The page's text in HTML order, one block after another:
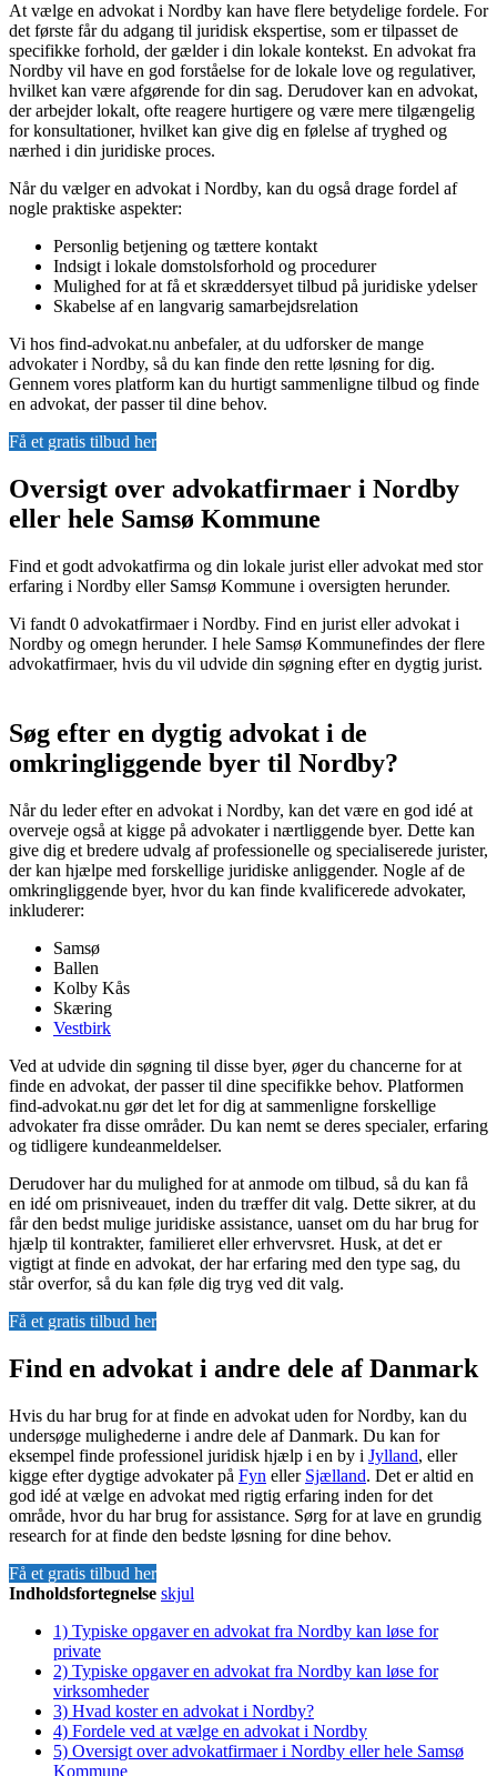
At vælge en advokat i Nordby kan have flere betydelige fordele. For
det første får du adgang til juridisk ekspertise, som er tilpasset de
specifikke forhold, der gælder i din lokale kontekst. En advokat fra
Nordby vil have en god forståelse for de lokale love og regulativer,
hvilket kan være afgørende for din sag. Derudover kan en advokat,
der arbejder lokalt, ofte reagere hurtigere og være mere tilgængelig
for konsultationer, hvilket kan give dig en følelse af tryghed og
nærhed i din juridiske proces.
Når du vælger en advokat i Nordby, kan du også drage fordel af
nogle praktiske aspekter:
Personlig betjening og tættere kontakt
Indsigt i lokale domstolsforhold og procedurer
Mulighed for at få et skræddersyet tilbud på juridiske ydelser
Skabelse af en langvarig samarbejdsrelation
Vi hos find-advokat.nu anbefaler, at du udforsker de mange
advokater i Nordby, så du kan finde den rette løsning for dig.
Gennem vores platform kan du hurtigt sammenligne tilbud og finde
en advokat, der passer til dine behov.
Få et gratis tilbud her
Oversigt over advokatfirmaer i Nordby
eller hele Samsø Kommune
Find et godt advokatfirma og din lokale jurist eller advokat med stor
erfaring i Nordby eller Samsø Kommune i oversigten herunder.
Vi fandt 0 advokatfirmaer i Nordby. Find en jurist eller advokat i
Nordby og omegn herunder. I hele Samsø Kommunefindes der flere
advokatfirmaer, hvis du vil udvide din søgning efter en dygtig jurist.
Søg efter en dygtig advokat i de
omkringliggende byer til Nordby?
Når du leder efter en advokat i Nordby, kan det være en god idé at
overveje også at kigge på advokater i nærtliggende byer. Dette kan
give dig et bredere udvalg af professionelle og specialiserede jurister,
der kan hjælpe med forskellige juridiske anliggender. Nogle af de
omkringliggende byer, hvor du kan finde kvalificerede advokater,
inkluderer:
Samsø
Ballen
Kolby Kås
Skæring
Vestbirk
Ved at udvide din søgning til disse byer, øger du chancerne for at
finde en advokat, der passer til dine specifikke behov. Platformen
find-advokat.nu gør det let for dig at sammenligne forskellige
advokater fra disse områder. Du kan nemt se deres specialer, erfaring
og tidligere kundeanmeldelser.
Derudover har du mulighed for at anmode om tilbud, så du kan få
en idé om prisniveauet, inden du træffer dit valg. Dette sikrer, at du
får den bedst mulige juridiske assistance, uanset om du har brug for
hjælp til kontrakter, familieret eller erhvervsret. Husk, at det er
vigtigt at finde en advokat, der har erfaring med den type sag, du
står overfor, så du kan føle dig tryg ved dit valg.
Få et gratis tilbud her
Find en advokat i andre dele af Danmark
Hvis du har brug for at finde en advokat uden for Nordby, kan du
undersøge mulighederne i andre dele af Danmark. Du kan for
eksempel finde professionel juridisk hjælp i en by i Jylland, eller
kigge efter dygtige advokater på Fyn eller Sjælland. Det er altid en
god idé at vælge en advokat med rigtig erfaring inden for det
område, hvor du har brug for assistance. Sørg for at lave en grundig
research for at finde den bedste løsning for dine behov.
Få et gratis tilbud her
Indholdsfortegnelse skjul
1) Typiske opgaver en advokat fra Nordby kan løse for
private
2) Typiske opgaver en advokat fra Nordby kan løse for
virksomheder
3) Hvad koster en advokat i Nordby?
4) Fordele ved at vælge en advokat i Nordby
5) Oversigt over advokatfirmaer i Nordby eller hele Samsø
Kommune